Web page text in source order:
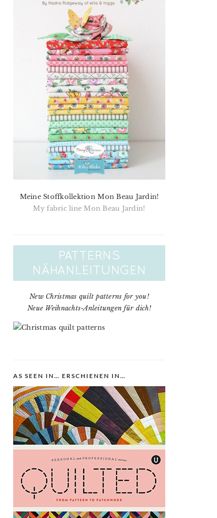
Meine Stoffkollektion Mon Beau Jardin!
My fabric line Mon Beau Jardin!
New Christmas quilt patterns for you!
Neue Weihnachts-Anleitungen für dich!
AS SEEN IN… ERSCHIENEN IN…